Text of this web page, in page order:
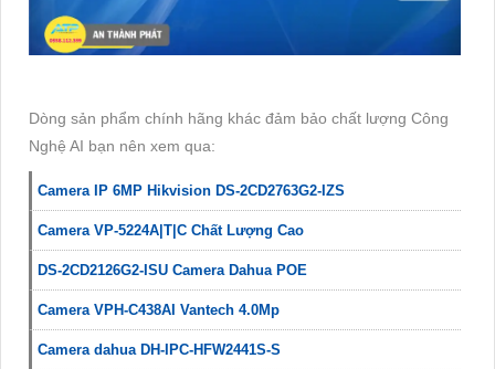
Dòng sản phẩm chính hãng khác đảm bảo chất lượng Công
Nghệ AI bạn nên xem qua:
Camera IP 6MP Hikvision DS-2CD2763G2-IZS
Camera VP-5224A|T|C Chất Lượng Cao
DS-2CD2126G2-ISU Camera Dahua POE
Camera VPH-C438AI Vantech 4.0Mp
Camera dahua DH-IPC-HFW2441S-S